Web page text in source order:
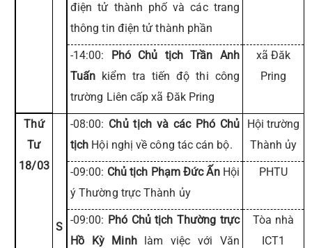
điện tử thành phố và các trang
thông tin điện tử thành phần
-14:00: Phó Chủ tịch Trần Anh
Tuấn kiểm tra tiến độ thi công
trường Liên cấp xã Đăk Pring
xã Đăk
Pring
Thứ
Tư
18/03
S
-08:00: Chủ tịch và các Phó Chủ
tịch Hội nghị về công tác cán bộ.
Hội trường
Thành ủy
-09:00: Chủ tịch Phạm Đức ẤnHội
ý Thường trực Thành ủy
PHTU
-09:00: Phó Chủ tịch Thường trực
Hồ Kỳ Minhlàm việc với Văn
Tòa nhà
ICT1